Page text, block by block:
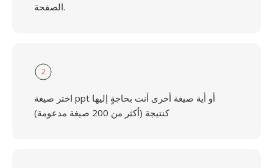
الصفحة.
2
اختر صيغة ppt أو أية صيغة أخرى أنت بحاجةٍ إليها
كنتيجة (أكثر من 200 صيغة مدعومة)